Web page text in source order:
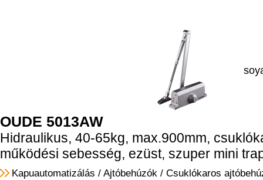
OUDE 5013AW
Hidraulikus, 40-65kg, max.900mm,
működési sebesség, ezüst, szuper mini
Kapuautomatizálás / Ajtóbehúzók / Csuklókaros